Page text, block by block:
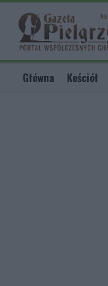
Główna Kościół